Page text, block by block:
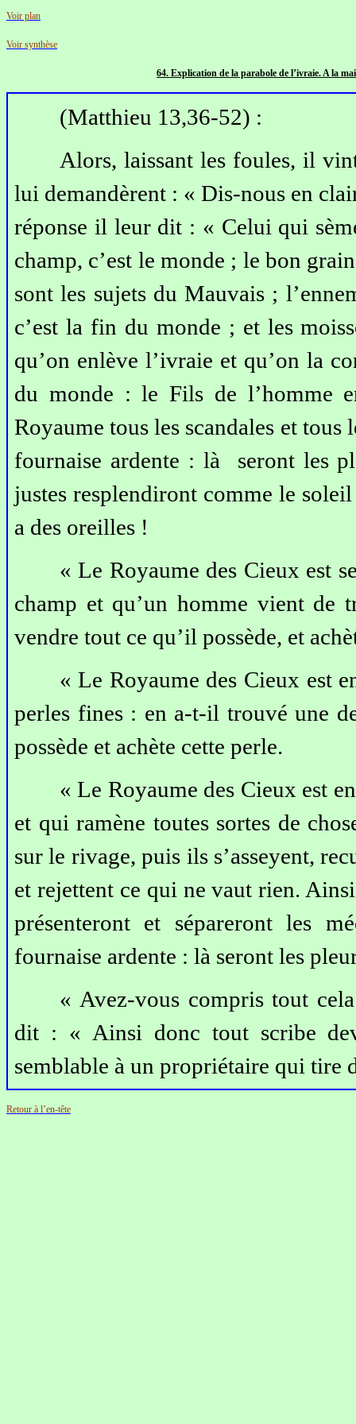
Voir plan
Voir synthèse
64. Explication de la parabole de l’ivraie. A la
(Matthieu 13,36-52) :
Alors, laissant les foules, il
lui demandèrent : « Dis-nous en
réponse il leur dit : « Celui qui
champ, c’est le monde ; le bon
sont les sujets du Mauvais ;
c’est la fin du monde ; et les
qu’on enlève l’ivraie et qu’on la
du monde : le Fils de l’homme
Royaume tous les scandales et
fournaise ardente : là seront les
justes resplendiront comme le
a des oreilles !
« Le Royaume des Cieux est
champ et qu’un homme vient de
vendre tout ce qu’il possède, et
« Le Royaume des Cieux est
perles fines : en a-t-il trouvé une
possède et achète cette perle.
« Le Royaume des Cieux est
et qui ramène toutes sortes de
sur le rivage, puis ils s’asseyent,
et rejettent ce qui ne vaut rien.
présenteront et sépareront les
fournaise ardente : là seront les
« Avez-vous compris tout
dit : « Ainsi donc tout scribe
semblable à un propriétaire qui tire
Retour à l’en-tête